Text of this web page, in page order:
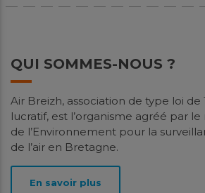
QUI SOMMES-NOUS ?
Air Breizh, association de type loi de
lucratif, est l’organisme agréé par
de l’Environnement pour la
de l’air en Bretagne.
En savoir plus